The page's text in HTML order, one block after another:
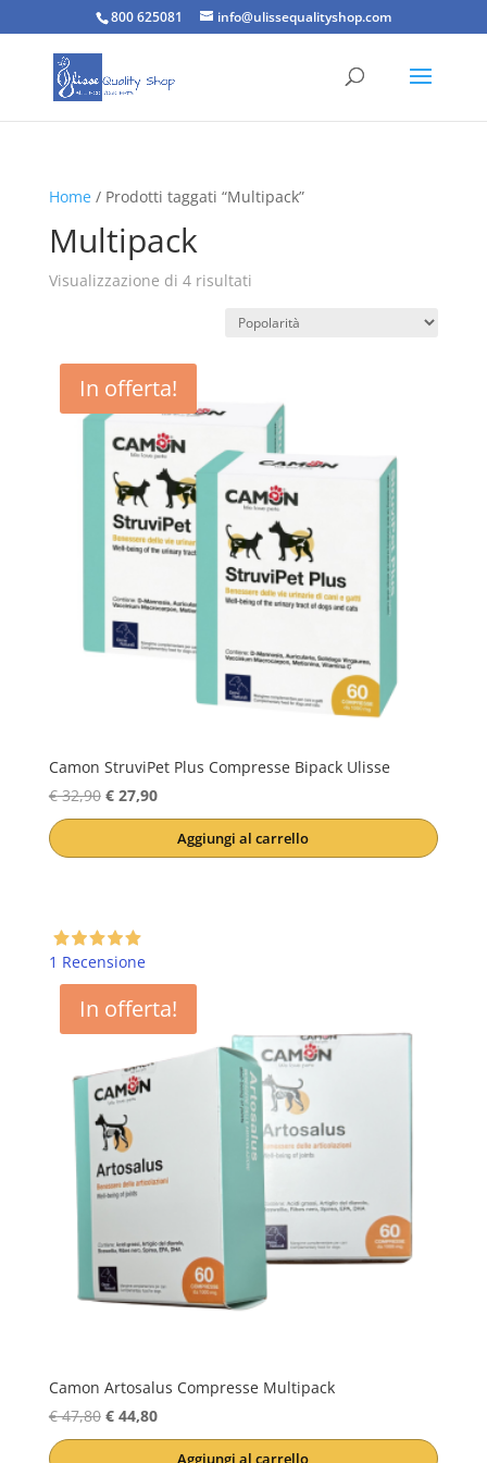
800 625081 info@ulissequalityshop.com
Home/ Prodotti taggati “Multipack”
Multipack
Visualizzazione di 4 risultatiPopolarità
In offerta!
Camon StruviPet Plus Compresse Bipack Ulisse
€32,90 Il
prezzo
€27,90Il
prezzo
attuale
Aggiungi al carrello
1 Recensione
In offerta!
Camon Artosalus Compresse Multipack
€47,80 Il
prezzo
€44,80Il
prezzo
Aggiungi al carrello